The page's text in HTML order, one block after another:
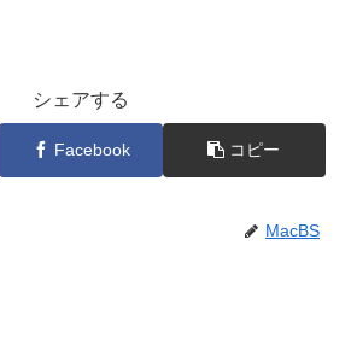
シェアする
Facebook コピー
MacBS